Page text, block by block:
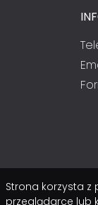
Strona korzysta z
przeglądarce lub